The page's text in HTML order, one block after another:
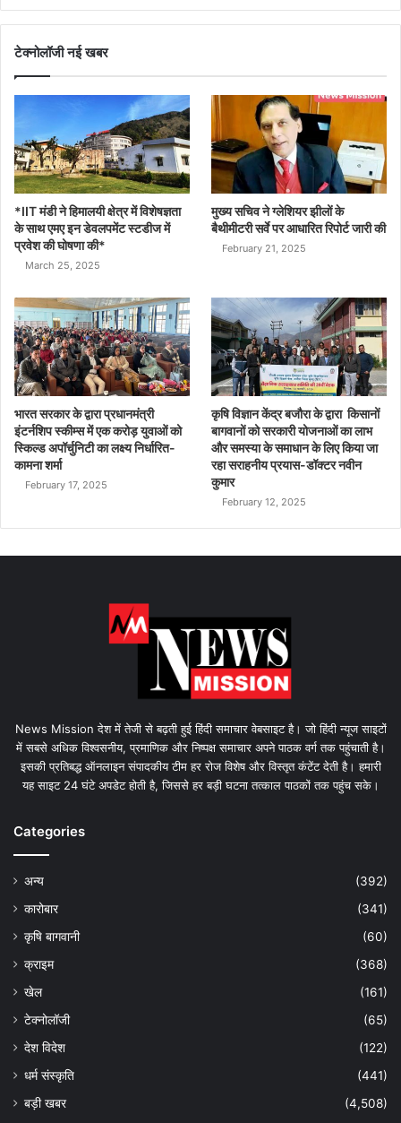
टेक्नोलॉजी नई खबर
*IIT मंडी ने हिमालयी क्षेत्र में विशेषज्ञता
के साथ एमए इन डेवलपमेंट स्टडीज में
प्रवेश की घोषणा की*
March 25, 2025
मुख्य सचिव ने ग्लेशियर झीलों के
बैथीमीटरी सर्वे पर आधारित रिपोर्ट जारी की
February 21, 2025
भारत सरकार के द्वारा प्रधानमंत्री
इंटर्नशिप स्कीम्स में एक करोड़ युवाओं को
स्किल्ड अपॉर्चुनिटी का लक्ष्य निर्धारित-
कामना शर्मा
February 17, 2025
कृषि विज्ञान केंद्र बजौरा के द्वारा किसानों
बागवानों को सरकारी योजनाओं का लाभ
और समस्या के समाधान के लिए किया जा
रहा सराहनीय प्रयास-डॉक्टर नवीन
कुमार
February 12, 2025
News Mission देश में तेजी से बढ़ती हुई हिंदी समाचार वेबसाइट है। जो हिंदी न्यूज साइटों
में सबसे अधिक विश्वसनीय, प्रमाणिक और निष्पक्ष समाचार अपने पाठक वर्ग तक पहुंचाती है।
इसकी प्रतिबद्ध ऑनलाइन संपादकीय टीम हर रोज विशेष और विस्तृत कंटेंट देती है। हमारी
यह साइट 24 घंटे अपडेट होती है, जिससे हर बड़ी घटना तत्काल पाठकों तक पहुंच सके।
Categories
अन्य
(392)
कारोबार
(341)
कृषि बागवानी
(60)
क्राइम
(368)
खेल
(161)
टेक्नोलॉजी
(65)
देश विदेश
(122)
धर्म संस्कृति
(441)
बड़ी खबर
(4,508)